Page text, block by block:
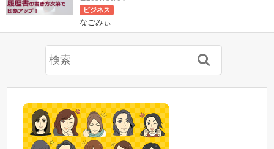
ビジネス
なごみぃ